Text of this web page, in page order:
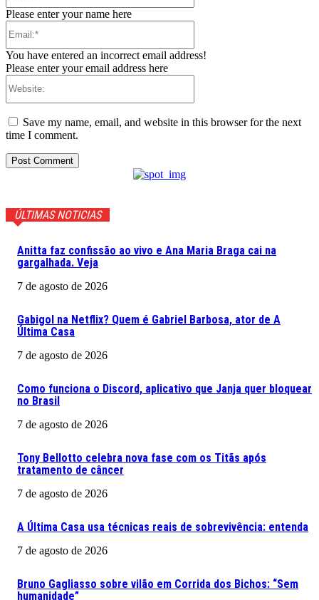
Please enter your name here
You have entered an incorrect email address!
Please enter your email address here
Save my name, email, and website in this browser for the next
time I comment.
ÚLTIMAS NOTICIAS
Anitta faz confissão ao vivo e Ana Maria Braga cai na
gargalhada. Veja
7 de agosto de 2026
Gabigol na Netflix? Quem é Gabriel Barbosa, ator de A
Última Casa
7 de agosto de 2026
Como funciona o Discord, aplicativo que Janja quer bloquear
no Brasil
7 de agosto de 2026
Tony Bellotto celebra nova fase com os Titãs após
tratamento de câncer
7 de agosto de 2026
A Última Casa usa técnicas reais de sobrevivência: entenda
7 de agosto de 2026
Bruno Gagliasso sobre vilão em Corrida dos Bichos: “Sem
humanidade”